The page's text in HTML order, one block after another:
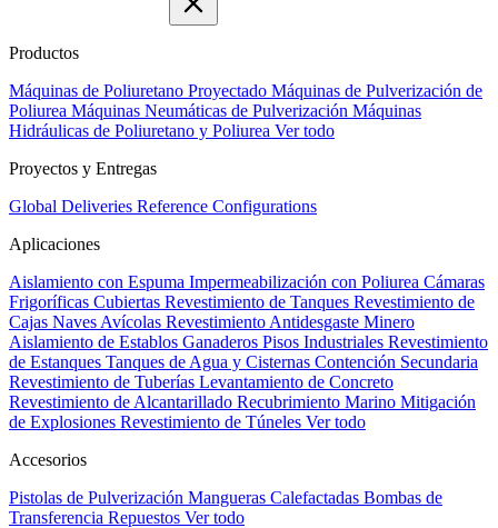
Productos
Máquinas de Poliuretano Proyectado Máquinas de Pulverización de
Poliurea Máquinas Neumáticas de Pulverización Máquinas
Hidráulicas de Poliuretano y Poliurea Ver todo
Proyectos y Entregas
Global Deliveries Reference Configurations
Aplicaciones
Aislamiento con Espuma Impermeabilización con Poliurea Cámaras
Frigoríficas Cubiertas Revestimiento de Tanques Revestimiento de
Cajas Naves Avícolas Revestimiento Antidesgaste Minero
Aislamiento de Establos Ganaderos Pisos Industriales Revestimiento
de Estanques Tanques de Agua y Cisternas Contención Secundaria
Revestimiento de Tuberías Levantamiento de Concreto
Revestimiento de Alcantarillado Recubrimiento Marino Mitigación
de Explosiones Revestimiento de Túneles Ver todo
Accesorios
Pistolas de Pulverización Mangueras Calefactadas Bombas de
Transferencia Repuestos Ver todo